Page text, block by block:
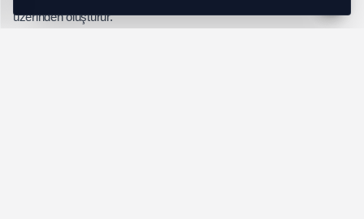
üzerinden oluşturur.